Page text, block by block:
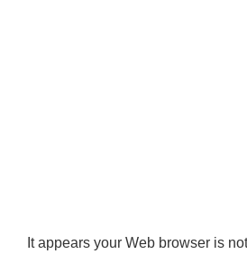
It appears your Web browser is